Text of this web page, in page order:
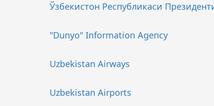
Ўзбекистон Республикаси
"Dunyo" Information Agency
Uzbekistan Airways
Uzbekistan Airports